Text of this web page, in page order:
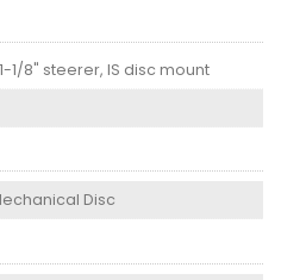
1/8" steerer, IS disc mount
Disc